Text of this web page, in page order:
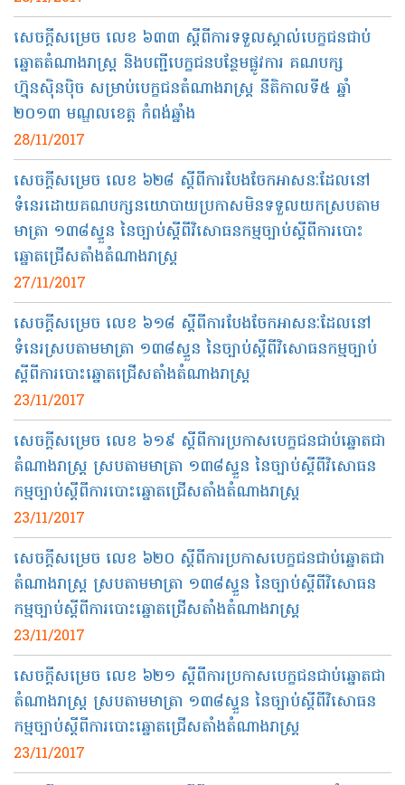
សេចក្ដី​សម្រេច​ លេខ ៦៣៣ ស្ដីពី​ការ​ទទួល​ស្គាល់​បេក្ខជន​ជាប់​
ឆ្នោត​តំណាង​រាស្ត្រ និង​បញ្ជី​បេក្ខជន​បន្ថែម​ផ្លូវការ គណបក្ស
ហ្វ៊ុនស៊ិនប៉ិច សម្រាប់​បេក្ខជន​តំណាង​រាស្ត្រ នីតិកាលទី​៥ ឆ្នាំ​
២០១៣ មណ្ឌលខេត្ត កំពង់​ឆ្នាំង​
28/11/2017
សេចក្ដី​សម្រេច លេខ ៦២៨​ ស្ដីពី​ការ​បែងចែក​អាសនៈ​​ដែល​នៅ​
ទំនេរ​ដោយ​គណបក្សនយោបាយ​ប្រកាសមិនទទួលយក​ស្រប​តាម​
មាត្រា​ ១៣៨ស្ទួន នៃ​ច្បាប់​ស្ដីពី​វិសោធនកម្មច្បាប់​ស្ដីពី​ការ​បោះ​
ឆ្នោត​ជ្រើសតាំង​តំណាង​រាស្ត្រ
27/11/2017
សេចក្ដី​សម្រេច លេខ ៦១៨​​ ស្ដីពី​ការ​បែងចែក​អាសនៈ​ដែល​នៅ​
ទំនេរ​ស្រប​តាម​មាត្រា​ ១៣៨​ស្ទួន​ នៃ​ច្បាប់​ស្ដីពី​វិសោធនកម្ម​ច្បាប់​
ស្ដីពី​ការ​បោះឆ្នោត​ជ្រើសតាំង​តំណាង​រាស្ត្រ
23/11/2017
សេចក្ដី​សម្រេច លេខ​ ៦១៩​ ស្ដីពី​ការ​ប្រកាស​បេក្ខជន​ជាប់​ឆ្នោត​ជា​
តំណាង​រាស្ត្រ​ ស្រប​តាម​មាត្រា​ ១៣៨​ស្ទួន​ នៃ​ច្បាប់​ស្ដីពី​វិសោធន
កម្ម​ច្បាប់​ស្ដីពី​ការ​បោះ​ឆ្នោត​ជ្រើស​តាំង​តំណាង​រាស្ត្រ​
23/11/2017
សេចក្ដី​សម្រេច លេខ​ ៦២០​ ស្ដីពីការ​ប្រកាស​បេក្ខជន​ជាប់​ឆ្នោត​ជា​
តំណាង​រាស្ត្រ​ ស្របតាម​មាត្រា​ ១៣៨​ស្ទួន​ នៃ​ច្បាប់​ស្ដីពី​វិសោធន
កម្ម​ច្បាប់​ស្ដីពី​កា​រ​បោះឆ្នោត​ជ្រើស​តាំង​តំណាង​រាស្ត្រ
23/11/2017
សេចក្ដី​សម្រេច លេខ ៦២១​ ស្ដីពីការប្រកាសបេក្ខជន​ជាប់​ឆ្នោត​ជា​
តំណាង​រាស្ត្រ​ ស្រប​តាម​មាត្រា​ ១៣៨​ស្ទួន​ នៃ​ច្បាប់​ស្ដីពី​វិសោធន
កម្ម​ច្បាប់​ស្ដី​ពី​ការ​បោះ​ឆ្នោត​ជ្រើស​តាំង​តំណាង​រាស្ត្រ
23/11/2017